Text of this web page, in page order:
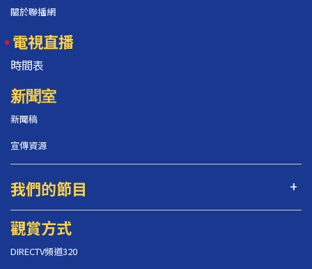
關於聯播網
電視直播
時間表
新聞室
新聞稿
宣傳資源
我們的節目
觀賞方式
DIRECTV頻道320